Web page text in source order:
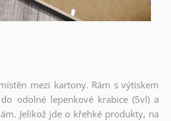
mezi kartony. Rám s výtiskem
odolné lepenkové krabice (5vl) a
Jelikož jde o křehké produkty, na